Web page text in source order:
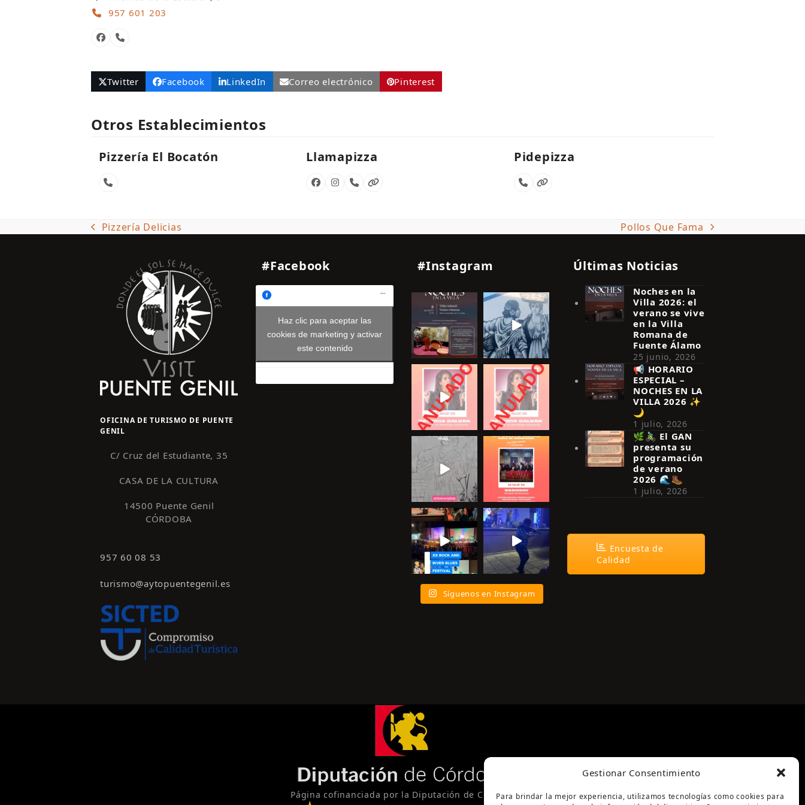
Gestionar Consentimiento
Para brindar la mejor experiencia, utilizamos tecnologías como cookies para
957 601 203
FacebookNúmero
Twitter Facebook LinkedIn Correo electrónico Pinterest
Otros Establecimientos
Pizzería El Bocatón
Número
Llamapizza
FacebookInstagram
NúmeroPágina
Pidepizza
NúmeroPágina
previous
Pizzería Delicias
next
Pollos Que Fama
OFICINA DE TURISMO DE PUENTE
GENIL
C/ Cruz del Estudiante, 35
CASA DE LA CULTURA
14500 Puente Genil
CÓRDOBA
957 60 08 53
turismo@aytopuentegenil.es
#Facebook
Haz clic para aceptar las
cookies de marketing y activar
este contenido
#Instagram
Síguenos en Instagram
Últimas Noticias
Noches en la
Villa 2026: el
verano se vive
en la Villa
Romana de
Fuente Álamo
25 junio, 2026
📢 HORARIO
ESPECIAL –
NOCHES EN LA
VILLA 2026 ✨
🌙
1 julio, 2026
🌿🚴‍♂️ El GAN
presenta su
programación
de verano
2026 🌊🥾
1 julio, 2026
Encuesta de
Calidad
Página cofinanciada por la Diputación de Córdoba